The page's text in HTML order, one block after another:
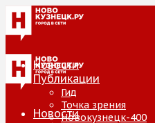
Новости
Публикации
Гид
Точка зрения
Новокузнецк-400
Новости